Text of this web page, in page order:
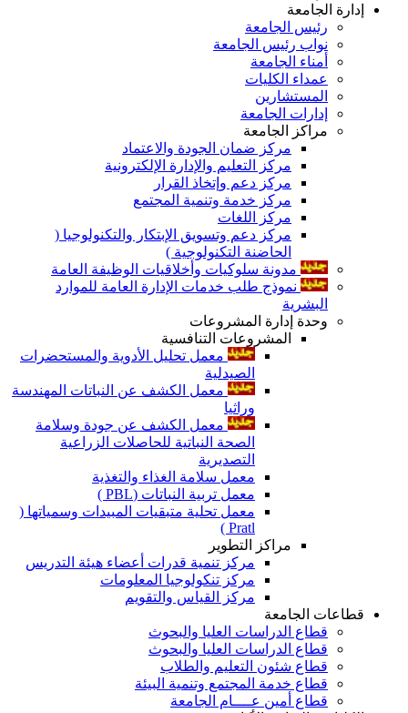
إدارة الجامعة
رئيس الجامعة
نواب رئيس الجامعة
أمناء الجامعة
عمداء الكليات
المستشارين
إدارات الجامعة
مراكز الجامعة
مركز ضمان الجودة والاعتماد
مركز التعليم والإدارة الإلكترونية
مركز دعم وإتخاذ القرار
مركز خدمة وتنمية المجتمع
مركز اللغات
مركز دعم وتسويق الإبتكار والتكنولوجيا (
الحاضنة التكنولوجية )
مدونة سلوكيات وأخلاقيات الوظيفة العامة
نموذج طلب خدمات الإدارة العامة للموارد
البشرية
وحدة إدارة المشروعات
المشروعات التنافسية
معمل تحليل الأدوية والمستحضرات
الصيدلية
معمل الكشف عن النباتات المهندسة
وراثيا
معمل الكشف عن جودة وسلامة
الصحة النباتية للحاصلات الزراعية
التصديرية
معمل سلامة الغذاء والتغذية
معمل تربية النباتات (PBL )
معمل تحلية متبقيات المبيدات وسمياتها (
Pratl )
مراكز التطوير
مركز تنمية قدرات أعضاء هيئة التدريس
مركز تنكولوجيا المعلومات
مركز القياس والتقويم
قطاعات الجامعة
قطاع الدراسات العليا والبحوث
قطاع الدراسات العليا والبحوث
قطاع شئون التعليم والطلاب
قطاع خدمة المجتمع وتنمية البيئة
قطاع أمين عــــام الجامعة